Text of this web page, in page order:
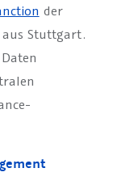
der
aus Stuttgart.